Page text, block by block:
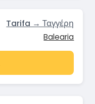
Tarifa → Ταγγέρη
Balearia